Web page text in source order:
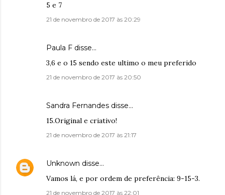
5 e 7
21 de novembro de 2017 às 20:29
Paula F disse…
3,6 e o 15 sendo este ultimo o meu preferido
21 de novembro de 2017 às 20:50
Sandra Fernandes disse…
15.Original e criativo!
21 de novembro de 2017 às 21:17
Unknown disse…
Vamos lá, e por ordem de preferência: 9-15-3.
21 de novembro de 2017 às 22:01